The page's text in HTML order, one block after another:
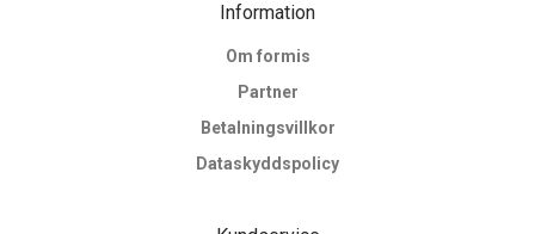
Information
Om formis
Partner
Betalningsvillkor
Dataskyddspolicy